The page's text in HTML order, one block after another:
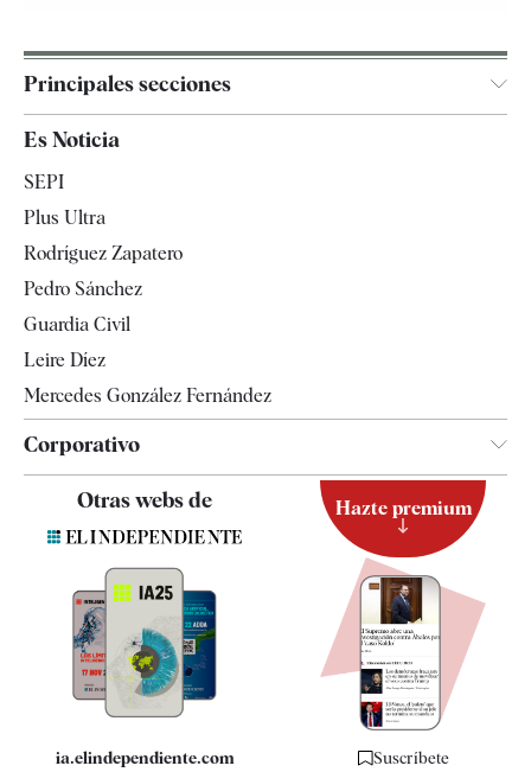
Principales secciones
España
Televisión
Es Noticia
SEPI
Plus Ultra
Rodríguez Zapatero
Pedro Sánchez
Guardia Civil
Leire Díez
Mercedes González Fernández
Corporativo
Contacto
Quiénes somos
Especificaciones
Otras webs de
ia.elindependiente.com
Hazte premium
Suscríbete